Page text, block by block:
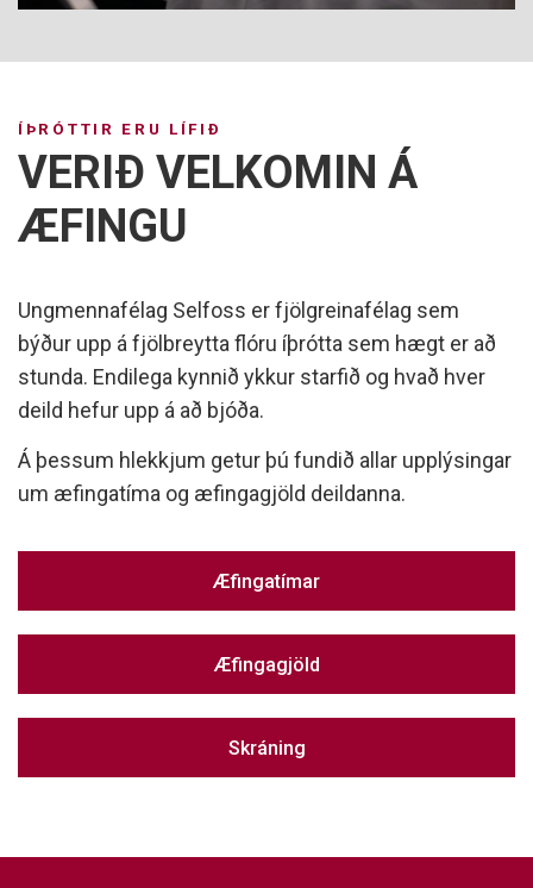
ÍÞRÓTTIR ERU LÍFIÐ
VERIÐ VELKOMIN Á
ÆFINGU
Ungmennafélag Selfoss er fjölgreinafélag sem
býður upp á fjölbreytta flóru íþrótta sem hægt er að
stunda. Endilega kynnið ykkur starfið og hvað hver
deild hefur upp á að bjóða.
Á þessum hlekkjum getur þú fundið allar upplýsingar
um æfingatíma og æfingagjöld deildanna.
Æfingatímar
Æfingagjöld
Skráning